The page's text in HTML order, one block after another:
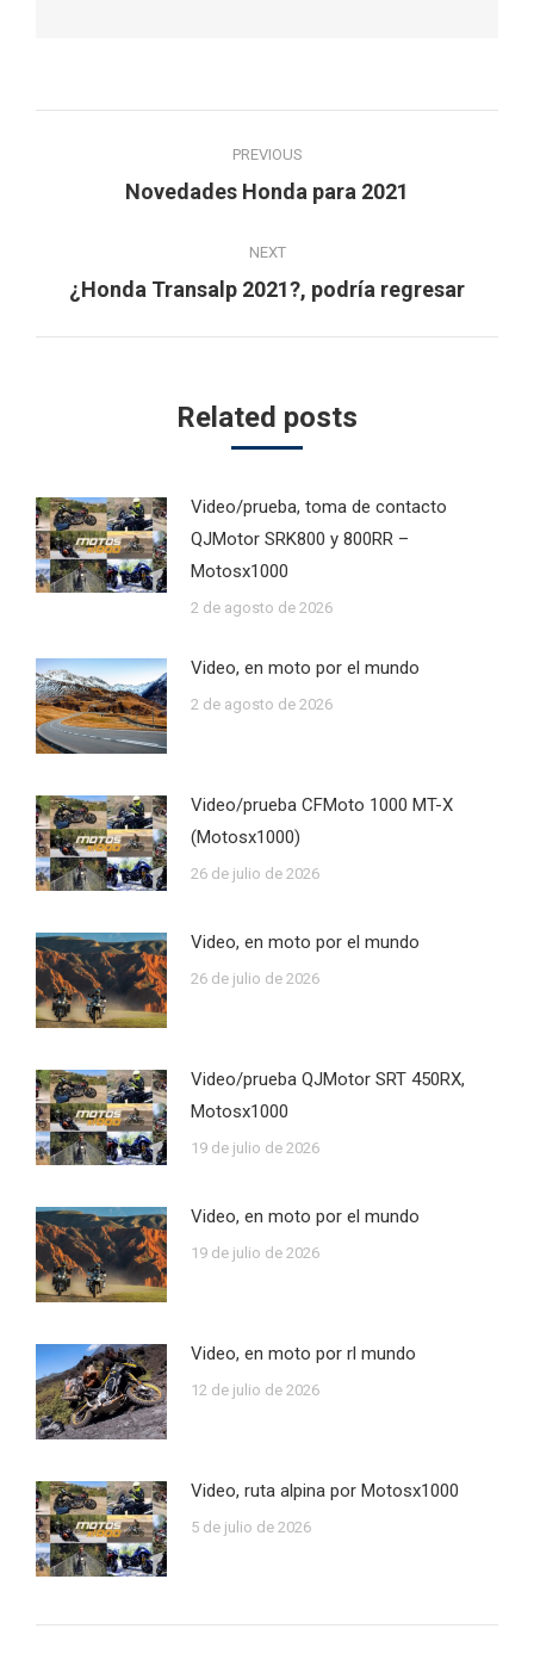
navigation
PREVIOUS
Previous
Novedades Honda para 2021
NEXT
Next
¿Honda Transalp 2021?, podría regresar
Related posts
Video/prueba, toma de contacto
QJMotor SRK800 y 800RR –
Motosx1000
2 de agosto de 2026
Video, en moto por el mundo
2 de agosto de 2026
Video/prueba CFMoto 1000 MT-X
(Motosx1000)
26 de julio de 2026
Video, en moto por el mundo
26 de julio de 2026
Video/prueba QJMotor SRT 450RX,
Motosx1000
19 de julio de 2026
Video, en moto por el mundo
19 de julio de 2026
Video, en moto por rl mundo
12 de julio de 2026
Video, ruta alpina por Motosx1000
5 de julio de 2026